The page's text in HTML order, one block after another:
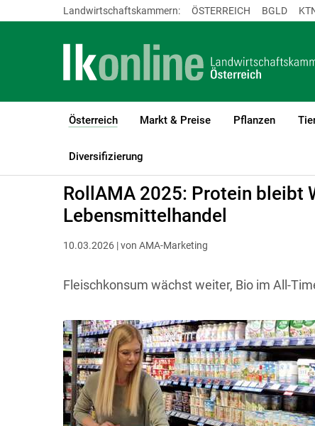
Landwirtschaftskammern: ÖSTERREICH BGLD
Österreich
(current)1
Markt & Preise Pflanzen
Diversifizierung
LK Österreich Österreich
RollAMA 2025: Protein bleibt
Lebensmittelhandel
10.03.2026 | von AMA-Marketing
Fleischkonsum wächst weiter, Bio im All-